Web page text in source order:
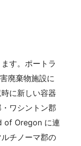
す。ポートラ
廃棄物施設に
に新しい容器
ワシントン郡
of Oregon に連
チノーマ郡の